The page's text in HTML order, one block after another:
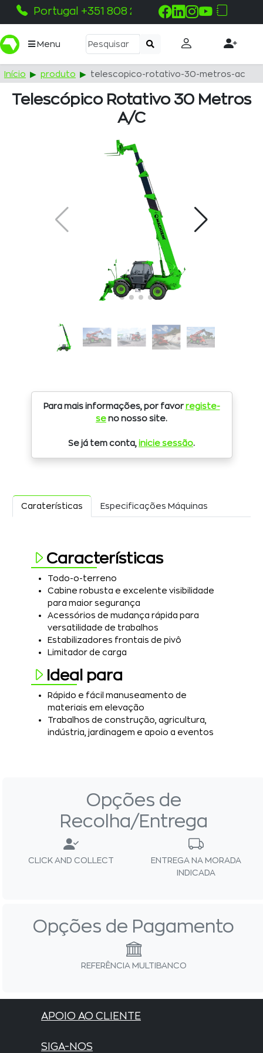
Portugal +351 808 215 115
Menu
Início produto telescopico-rotativo-30-metros-ac
Telescópico Rotativo 30 Metros
A/c
Para mais informações, por favor registe-
se no nosso site.
Se já tem conta, inicie sessão.
Caraterísticas Especificações Máquinas
Características
Todo-o-terreno
Cabine robusta e excelente visibilidade
para maior segurança
Acessórios de mudança rápida para
versatilidade de trabalhos
Estabilizadores frontais de pivô
Limitador de carga
Ideal para
Rápido e fácil manuseamento de
materiais em elevação
Trabalhos de construção, agricultura,
indústria, jardinagem e apoio a eventos
Opções de
Recolha/Entrega
CLICK AND COLLECT
ENTREGA NA MORADA
INDICADA
Opções de Pagamento
REFERÊNCIA MULTIBANCO
APOIO AO CLIENTE
SIGA-NOS